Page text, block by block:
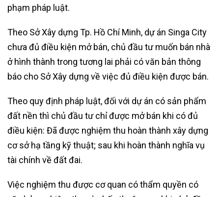
phạm pháp luật.
Theo Sở Xây dựng Tp. Hồ Chí Minh, dự án Singa City
chưa đủ điều kiện mở bán, chủ đầu tư muốn bán nhà
ở hình thành trong tương lai phải có văn bản thông
báo cho Sở Xây dựng về việc đủ điều kiện được bán.
Theo quy định pháp luật, đối với dự án có sản phẩm
đất nền thì chủ đầu tư chỉ được mở bán khi có đủ
điều kiện: Đã được nghiệm thu hoàn thành xây dựng
cơ sở hạ tầng kỹ thuật; sau khi hoàn thành nghĩa vụ
tài chính về đất đai.
Việc nghiệm thu được cơ quan có thẩm quyền có